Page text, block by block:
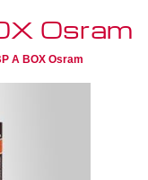
Osram
A BOX Osram